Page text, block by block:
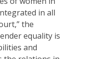
in all
the
equality is
and